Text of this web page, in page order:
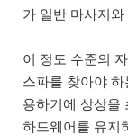
가 일반 마사지
이 정도 수준의
스파를 찾아야
용하기에 상상을
하드웨어를 유지